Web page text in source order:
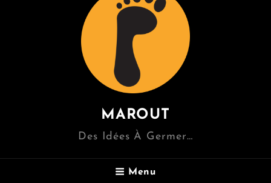
MAROUT
Des Idées À Germer…
Menu